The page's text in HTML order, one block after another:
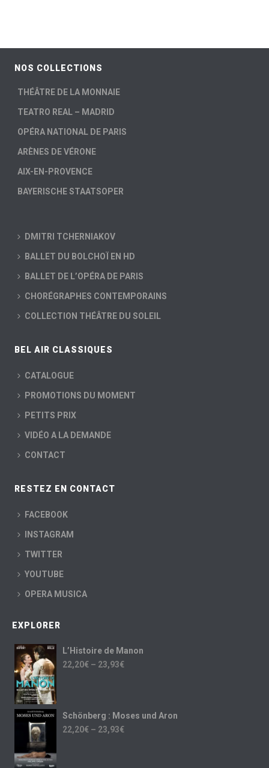
NOS COLLECTIONS
THÉÂTRE DE LA MONNAIE
TEATRO REAL – MADRID
OPÉRA NATIONAL DE PARIS
ARÈNES DE VÉRONE
AIX-EN-PROVENCE
BAYERISCHE STAATSOPER
DMITRI TCHERNIAKOV
BALLET DU BOLCHOÏ EN HD
BALLET DE L’OPÉRA DE PARIS
CHORÉGRAPHES CONTEMPORAINS
COLLECTION THÉÂTRE DU SOLEIL
BEL AIR CLASSIQUES
CATALOGUE
PROMOTIONS DU MOMENT
PETITS PRIX
VIDÉO A LA DEMANDE
CONTACT
RESTEZ EN CONTACT
FACEBOOK
INSTAGRAM
TWITTER
YOUTUBE
OPERA MUSICA
EXPLORER
L’Histoire de Manon
22,20€ – 23,93€
Schönberg : Moses und Aron
22,20€ – 23,93€